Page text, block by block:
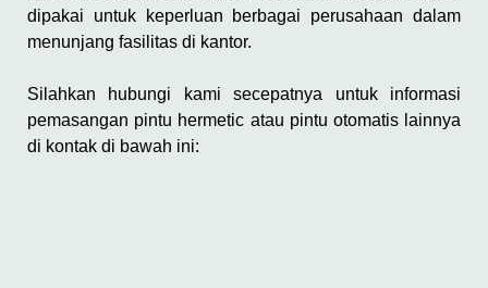
dipakai untuk keperluan berbagai perusahaan dalam
menunjang fasilitas di kantor.
Silahkan hubungi kami secepatnya untuk informasi
pemasangan pintu hermetic atau pintu otomatis lainnya
di kontak di bawah ini: